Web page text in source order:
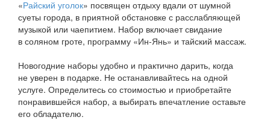
«Райский уголок» посвящен отдыху вдали от шумной
суеты города, в приятной обстановке с расслабляющей
музыкой или чаепитием. Набор включает свидание
в соляном гроте, программу «Ин-Янь» и тайский массаж.
Новогодние наборы удобно и практично дарить, когда
не уверен в подарке. Не останавливайтесь на одной
услуге. Определитесь со стоимостью и приобретайте
понравившейся набор, а выбирать впечатление оставьте
его обладателю.